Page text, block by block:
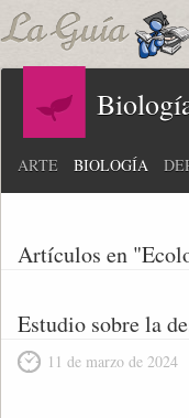
ARTE BIOLOGÍA
Artículos en
Estudio sobre la
11 de marzo de 2024